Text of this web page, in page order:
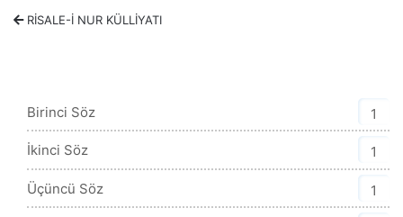
RİSALE-İ NUR KÜLLİYATI
Birinci Söz 1
İkinci Söz 1
Üçüncü Söz 1